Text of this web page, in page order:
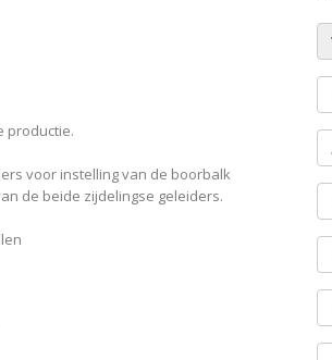
productie.
voor instelling van de boorbalk
de beide zijdelingse geleiders.